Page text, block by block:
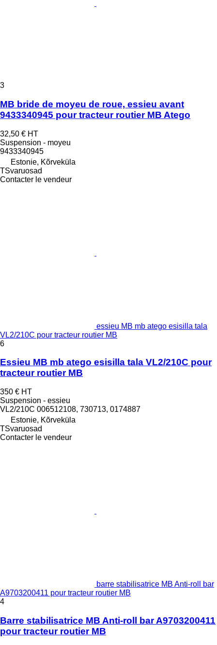
3
MB bride de moyeu de roue, essieu avant
9433340945 pour tracteur routier MB Atego
32,50 € HT
Suspension - moyeu
9433340945
Estonie, Kõrveküla
TSvaruosad
Contacter le vendeur
essieu MB mb atego esisilla tala
VL2/210C pour tracteur routier MB
6
Essieu MB mb atego esisilla tala VL2/210C pour
tracteur routier MB
350 € HT
Suspension - essieu
VL2/210C 006512108, 730713, 0174887
Estonie, Kõrveküla
TSvaruosad
Contacter le vendeur
barre stabilisatrice MB Anti-roll bar
A9703200411 pour tracteur routier MB
4
Barre stabilisatrice MB Anti-roll bar A9703200411
pour tracteur routier MB